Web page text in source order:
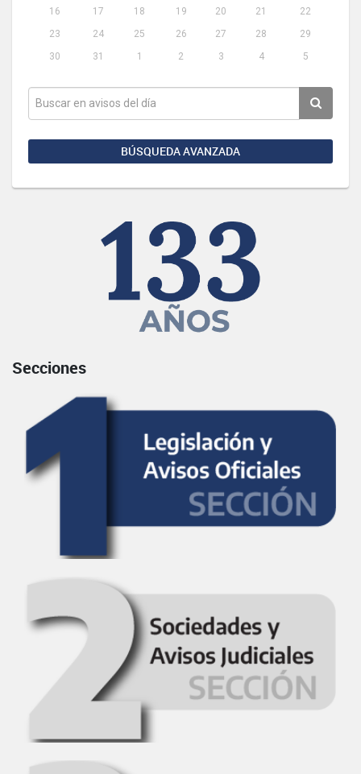
16
17 18 19 20 21
22
23
24 25 26 27 28
29
30
31 1 2 3 4 5
BÚSQUEDA AVANZADA
Secciones